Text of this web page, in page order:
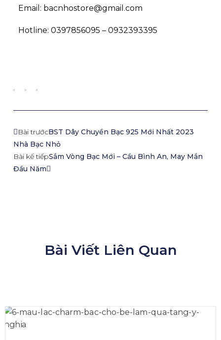
Email: bacnhostore@gmail.com
Hotline: 0397856095 – 0932393395
Bài trướcBST Dây Chuyền Bạc 925 Mới Nhất 2023
Nhà Bạc Nhỏ
Bài kế tiếpSắm Vòng Bạc Mới – Cầu Bình An, May Mắn
Đầu Năm
Bài Viết Liên Quan